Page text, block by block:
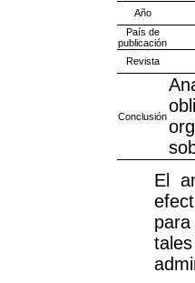
Año
País de
publicación
Revista
Conclusión
El